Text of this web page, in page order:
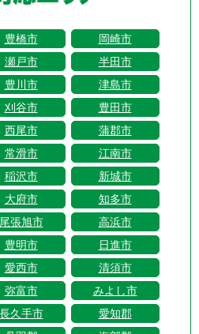
豊橋市
岡崎市
瀬戸市
半田市
豊川市
津島市
刈谷市
豊田市
西尾市
蒲郡市
常滑市
江南市
稲沢市
新城市
大府市
知多市
尾張旭市
高浜市
豊明市
日進市
愛西市
清須市
弥富市
みよし市
長久手市
愛知郡